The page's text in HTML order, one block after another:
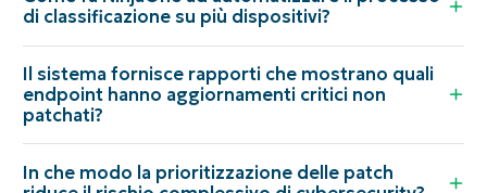
di classificazione su più dispositivi?
Il sistema fornisce rapporti che mostrano quali
endpoint hanno aggiornamenti critici non
patchati?
In che modo la prioritizzazione delle patch